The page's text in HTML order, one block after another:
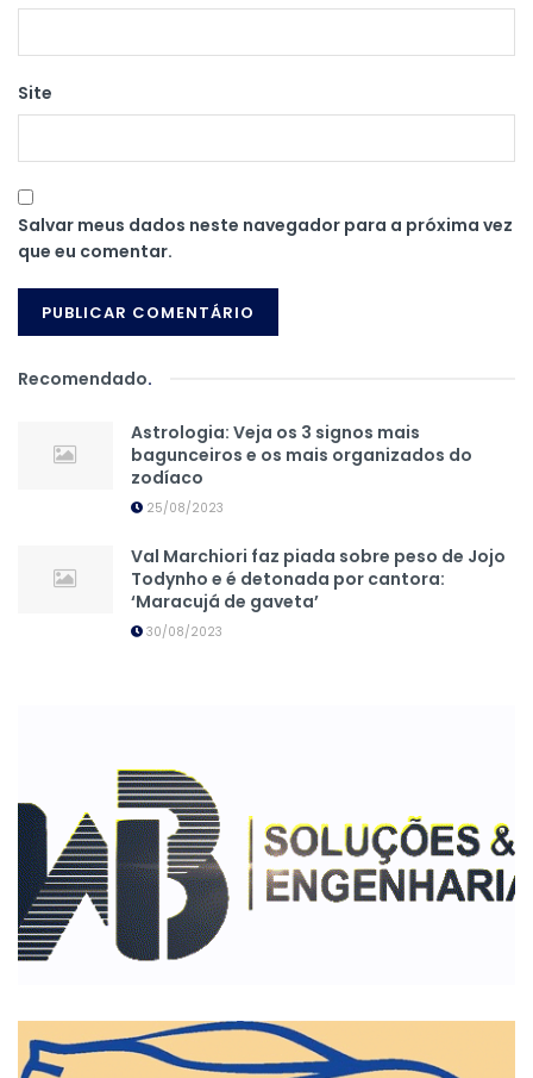
Site
Salvar meus dados neste navegador para a próxima vez
que eu comentar.
Recomendado.
Astrologia: Veja os 3 signos mais
bagunceiros e os mais organizados do
zodíaco
25/08/2023
Val Marchiori faz piada sobre peso de Jojo
Todynho e é detonada por cantora:
‘Maracujá de gaveta’
30/08/2023